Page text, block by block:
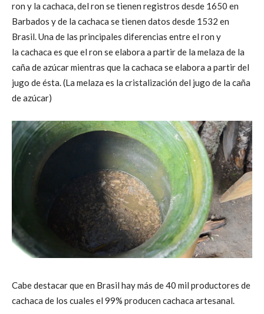
ron y la cachaca, del ron se tienen registros desde 1650 en
Barbados y de la cachaca se tienen datos desde 1532 en
Brasil. Una de las principales diferencias entre el ron y
la cachaca es que el ron se elabora a partir de la melaza de la
caña de azúcar mientras que la cachaca se elabora a partir del
jugo de ésta. (La melaza es la cristalización del jugo de la caña
de azúcar)
Cabe destacar que en Brasil hay más de 40 mil productores de
cachaca de los cuales el 99% producen cachaca artesanal.